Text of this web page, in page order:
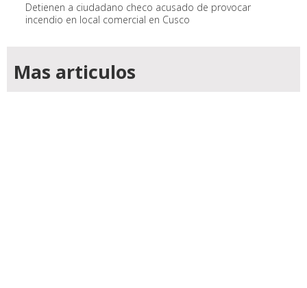
Detienen a ciudadano checo acusado de provocar
incendio en local comercial en Cusco
Mas articulos